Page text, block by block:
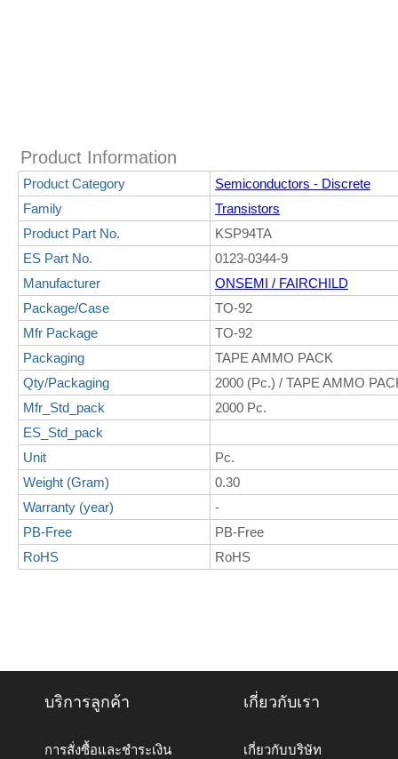
Product Information
Product Category
Semiconductors - Discrete
Family
Transistors
Product Part No.
KSP94TA
ES Part No.
0123-0344-9
Manufacturer
ONSEMI / FAIRCHILD
Package/Case
TO-92
Mfr Package
TO-92
Packaging
TAPE AMMO PACK
Qty/Packaging
2000 (Pc.) / TAPE AMMO
Mfr_Std_pack
2000 Pc.
ES_Std_pack
Unit
Pc.
Weight (Gram)
0.30
Warranty (year)
-
PB-Free
PB-Free
RoHS
RoHS
บริการลูกค้า
การสั่งซื้อและชำระเงิน
เกี่ยวกับเรา
เกี่ยวกับบริษัท